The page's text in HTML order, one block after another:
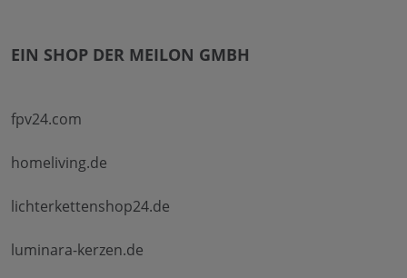
EIN SHOP DER MEILON GMBH
fpv24.com
homeliving.de
lichterkettenshop24.de
luminara-kerzen.de